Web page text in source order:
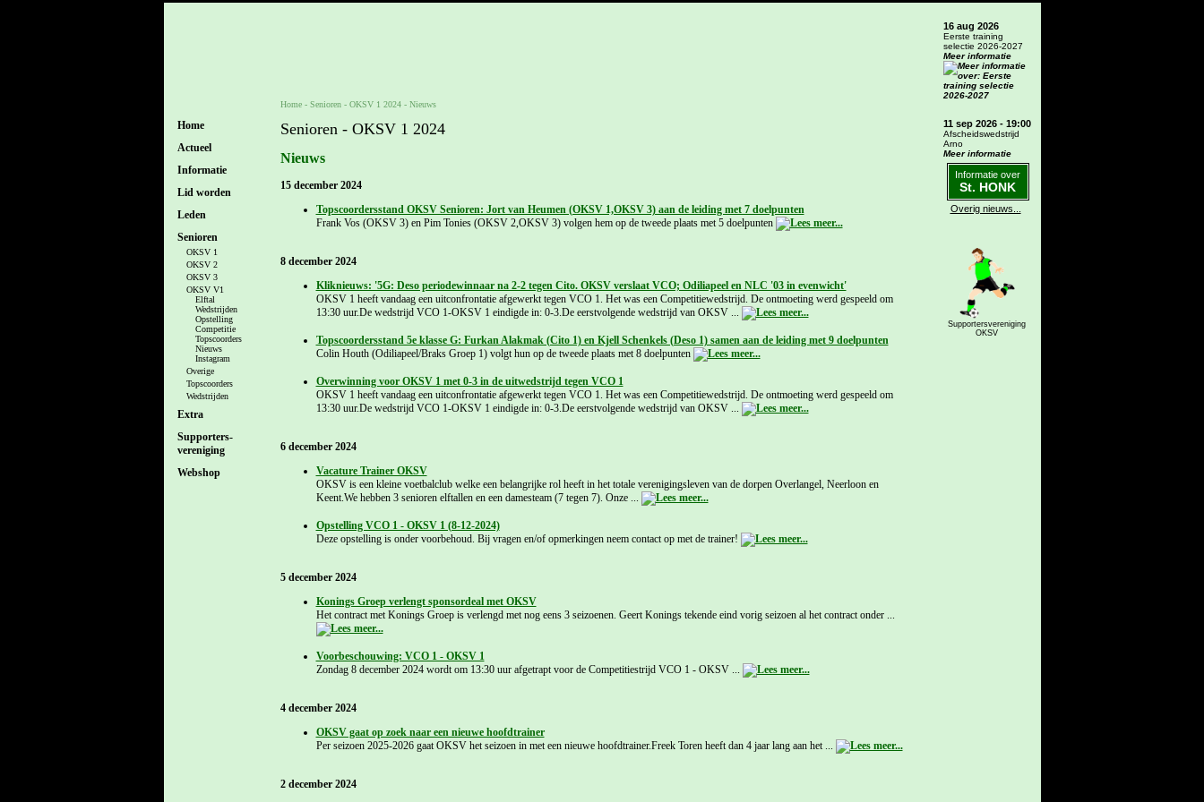
Home
Actueel
Informatie
Lid worden
Leden
Senioren
OKSV 1
OKSV 2
OKSV 3
OKSV V1
Elftal
Wedstrijden
Opstelling
Competitie
Topscoorders
Nieuws
Instagram
Overige
Topscoorders
Wedstrijden
Extra
Supporters-
vereniging
Webshop
Home- Senioren - OKSV 1 2024- Nieuws
Senioren - OKSV 1 2024
Nieuws
15 december 2024
Topscoordersstand OKSV Senioren: Jort van Heumen (OKSV 1,OKSV 3) aan de leiding met 7 doelpunten
Frank Vos (OKSV 3) en Pim Tonies (OKSV 2,OKSV 3) volgen hem op de tweede plaats met 5 doelpunten
8 december 2024
Kliknieuws: '5G: Deso periodewinnaar na 2-2 tegen Cito. OKSV verslaat VCO; Odiliapeel en NLC '03 in evenwicht'
OKSV 1 heeft vandaag een uitconfrontatie afgewerkt tegen VCO 1. Het was een Competitiewedstrijd. De ontmoeting werd gespeeld om
13:30 uur.De wedstrijd VCO 1-OKSV 1 eindigde in: 0-3.De eerstvolgende wedstrijd van OKSV ...
Topscoordersstand 5e klasse G: Furkan Alakmak (Cito 1) en Kjell Schenkels (Deso 1) samen aan de leiding met 9 doelpunten
Colin Houth (Odiliapeel/Braks Groep 1) volgt hun op de tweede plaats met 8 doelpunten
Overwinning voor OKSV 1 met 0-3 in de uitwedstrijd tegen VCO 1
OKSV 1 heeft vandaag een uitconfrontatie afgewerkt tegen VCO 1. Het was een Competitiewedstrijd. De ontmoeting werd gespeeld om
13:30 uur.De wedstrijd VCO 1-OKSV 1 eindigde in: 0-3.De eerstvolgende wedstrijd van OKSV ...
6 december 2024
Vacature Trainer OKSV
OKSV is een kleine voetbalclub welke een belangrijke rol heeft in het totale verenigingsleven van de dorpen Overlangel, Neerloon en
Keent.We hebben 3 senioren elftallen en een damesteam (7 tegen 7). Onze ...
Opstelling VCO 1 - OKSV 1 (8-12-2024)
Deze opstelling is onder voorbehoud. Bij vragen en/of opmerkingen neem contact op met de trainer!
5 december 2024
Konings Groep verlengt sponsordeal met OKSV
Het contract met Konings Groep is verlengd met nog eens 3 seizoenen. Geert Konings tekende eind vorig seizoen al het contract onder ...
Voorbeschouwing: VCO 1 - OKSV 1
Zondag 8 december 2024 wordt om 13:30 uur afgetrapt voor de Competitiestrijd VCO 1 - OKSV ...
4 december 2024
OKSV gaat op zoek naar een nieuwe hoofdtrainer
Per seizoen 2025-2026 gaat OKSV het seizoen in met een nieuwe hoofdtrainer.Freek Toren heeft dan 4 jaar lang aan het ...
2 december 2024
16 aug 2026
Eerste training
selectie 2026-2027
Meer informatie
11 sep 2026 - 19:00
Afscheidswedstrijd
Arno
Meer informatie
Informatie over
St. HONK
Overig nieuws...
Supportersvereniging
OKSV